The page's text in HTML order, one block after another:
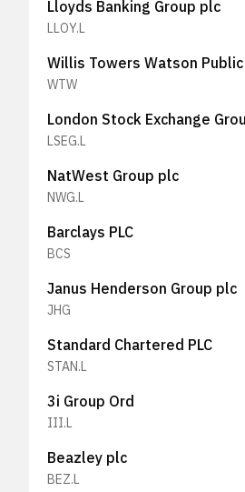
Lloyds Banking Group plc
LLOY.L
Willis Towers Watson
WTW
London Stock Exchange
LSEG.L
NatWest Group plc
NWG.L
Barclays PLC
BCS
Janus Henderson Group plc
JHG
Standard Chartered PLC
STAN.L
3i Group Ord
III.L
Beazley plc
BEZ.L